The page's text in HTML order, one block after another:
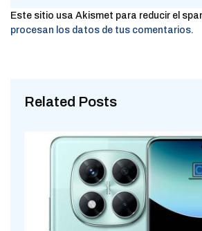
Este sitio usa Akismet para reducir el
procesan los datos de tus comentarios.
Related Posts